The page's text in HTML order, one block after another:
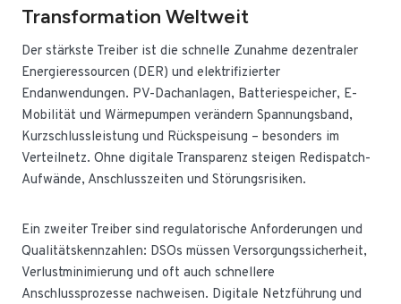
Transformation Weltweit
Der stärkste Treiber ist die schnelle Zunahme dezentraler
Energieressourcen (DER) und elektrifizierter
Endanwendungen. PV-Dachanlagen, Batteriespeicher, E-
Mobilität und Wärmepumpen verändern Spannungsband,
Kurzschlussleistung und Rückspeisung – besonders im
Verteilnetz. Ohne digitale Transparenz steigen Redispatch-
Aufwände, Anschlusszeiten und Störungsrisiken.
Ein zweiter Treiber sind regulatorische Anforderungen und
Qualitätskennzahlen: DSOs müssen Versorgungssicherheit,
Verlustminimierung und oft auch schnellere
Anschlussprozesse nachweisen. Digitale Netzführung und